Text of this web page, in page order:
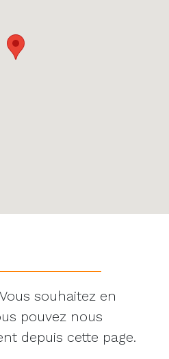
souhaitez en
pouvez nous
depuis cette page.